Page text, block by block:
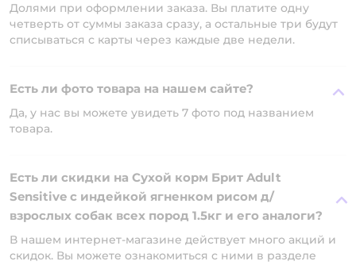
Долями при оформлении заказа. Вы платите одну
четверть от суммы заказа сразу, а остальные три будут
списываться с карты через каждые две недели.
Есть ли фото товара на нашем сайте?
Да, у нас вы можете увидеть 7 фото под названием
товара.
Есть ли скидки на Сухой корм Брит Adult
Sensitive с индейкой ягненком рисом д/
взрослых собак всех пород 1.5кг и его аналоги?
В нашем интернет-магазине действует много акций и
скидок. Вы можете ознакомиться с ними в разделе